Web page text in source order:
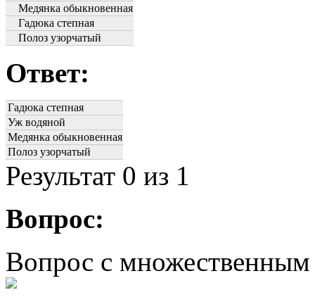
Медянка обыкновенная
Гадюка степная
Полоз узорчатый
Ответ:
Гадюка степная
Уж водяной
Медянка обыкновенная
Полоз узорчатый
Результат 0 из 1
Вопрос:
Вопрос с